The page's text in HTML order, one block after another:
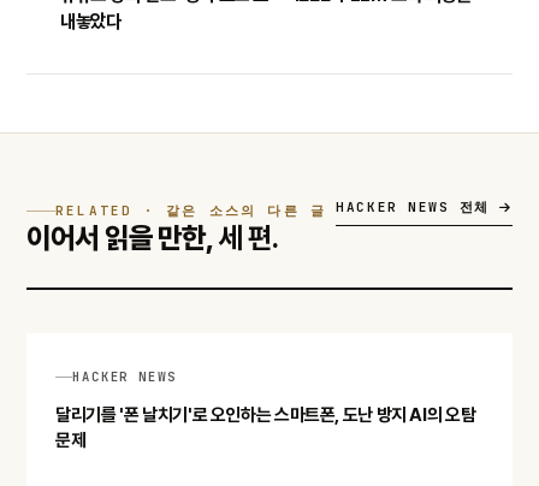
내놓았다
RELATED · 같은 소스의 다른 글
이어서 읽을 만한,세 편.
HACKER NEWS 전체
HACKER NEWS
달리기를 '폰 날치기'로 오인하는 스마트폰, 도난 방지 AI의 오탐
문제